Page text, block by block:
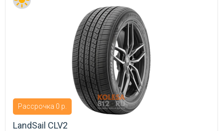
Рассрочка 0 р.
LandSail CLV2